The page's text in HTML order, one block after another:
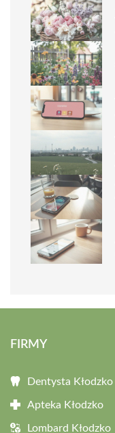
FIRMY
Dentysta Kłodzko
Apteka Kłodzko
Lombard Kłodzko